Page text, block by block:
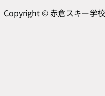
Copyright © 赤倉スキー学校